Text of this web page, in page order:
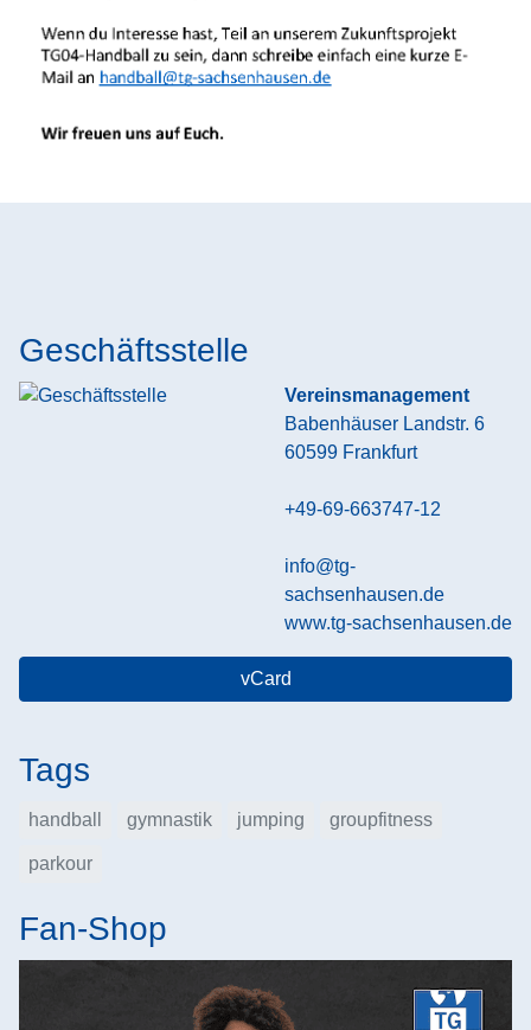
Geschäftsstelle
Vereinsmanagement
Babenhäuser Landstr. 6
60599 Frankfurt
+49-69-663747-12
info@tg-
sachsenhausen.de
www.tg-sachsenhausen.de
vCard
Tags
handball gymnastik jumping groupfitness
parkour
Fan-Shop